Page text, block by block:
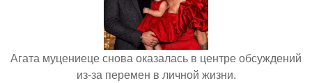
Агата муцениеце снова оказалась в центре обсуждений
из-за перемен в личной жизни.